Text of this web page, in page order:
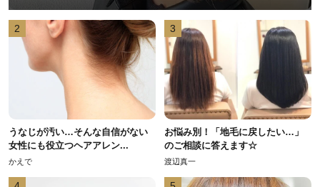
2
うなじが汚い…そんな自信がない
女性にも役立つヘアアレン...
かえで
3
お悩み別！「地毛に戻したい…」
のご相談に答えます☆
渡辺真一